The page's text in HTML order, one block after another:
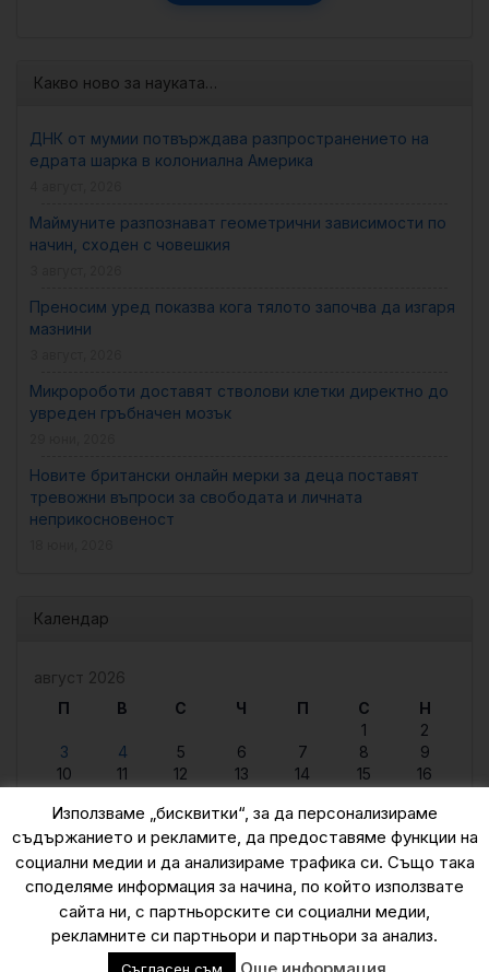
Какво ново за науката…
ДНК от мумии потвърждава разпространението на
едрата шарка в колониална Америка
Маймуните разпознават геометрични зависимости по
начин, сходен с човешкия
Преносим уред показва кога тялото започва да изгаря
мазнини
Микророботи доставят стволови клетки директно до
увреден гръбначен мозък
Новите британски онлайн мерки за деца поставят
тревожни въпроси за свободата и личната
неприкосновеност
Календар
август 2026
П
В С Ч П С
Н
1
2
3
4 5 6 7 8
9
10
11 12 13 14 15
16
24
25 26 27 28 29
30
31
« юни
© 2015 — 2026
Използваме „бисквитки“, за да персонализираме
съдържанието и рекламите, да предоставяме функции на
социални медии и да анализираме трафика си. Също така
споделяме информация за начина, по който използвате
сайта ни, с партньорските си социални медии,
рекламните си партньори и партньори за анализ.